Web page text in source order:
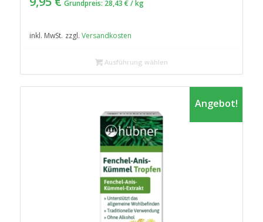
Grundpreis: 28,43 € /kg
inkl. MwSt. zzgl. Versandkosten
Ausführung wählen
Angebot!